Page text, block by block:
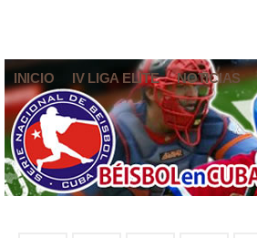
INICIO IV LIGA ELITE NOTICIAS